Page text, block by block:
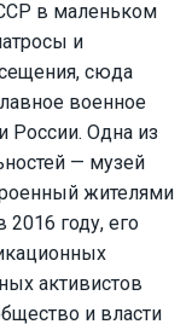
в маленьком
и
сюда
военное
России. Одна из
— музей
жителями
году, его
активистов
и власти